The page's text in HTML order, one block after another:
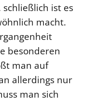
ist es
macht.
besonderen
man auf
allerdings nur
man sich